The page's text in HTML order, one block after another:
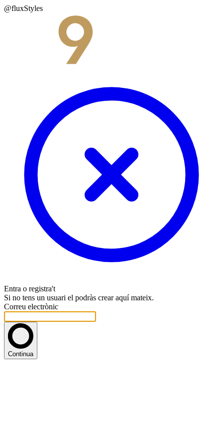
@fluxStyles
Entra o registra't
Si no tens un usuari el podràs crear aquí mateix.
Correu electrònic
Continua